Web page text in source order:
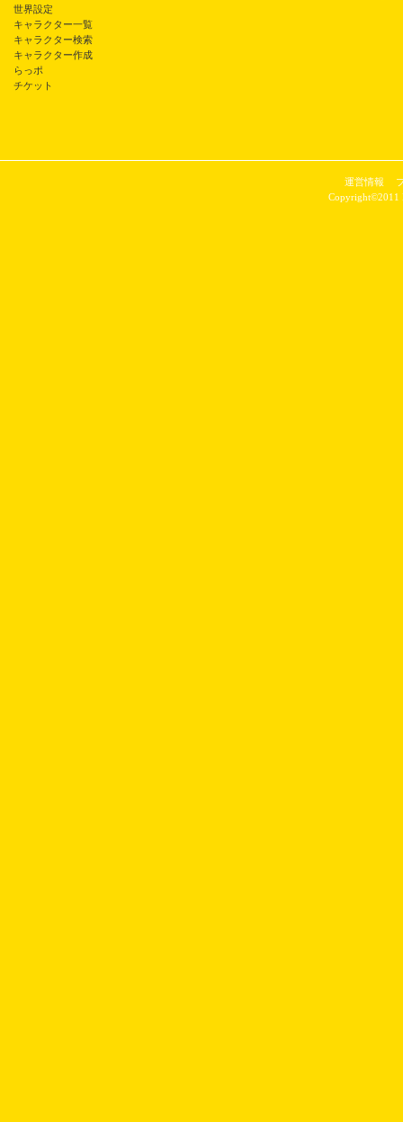
世界設定
キャラクター一覧
キャラクター検索
キャラクター作成
らっポ
チケット
運営情報
Copyright©2011